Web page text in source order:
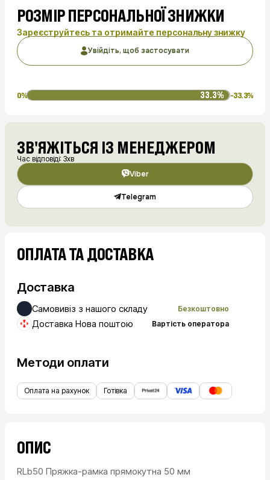
РОЗМІР ПЕРСОНАЛЬНОЇ ЗНИЖКИ
Зареєструйтесь та отримайте персональну знижку
Увійдіть, щоб застосувати
0% 33.3% -33.3%
ЗВ'ЯЖІТЬСЯ ІЗ МЕНЕДЖЕРОМ
Час відповіді: 3хв
Viber
Telegram
ОПЛАТА ТА ДОСТАВКА
Доставка
Самовивіз з нашого складу Безкоштовно
Доставка Нова поштою Вартість оператора
Методи оплати
Оплата на рахунок Готівка
ОПИС
RLb50 Пряжка-рамка прямокутна 50 мм